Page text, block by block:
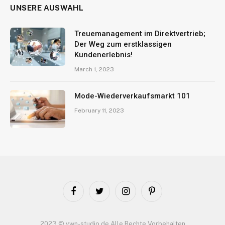
UNSERE AUSWAHL
Treuemanagement im Direktvertrieb;
Der Weg zum erstklassigen
Kundenerlebnis!
March 1, 2023
Mode-Wiederverkaufsmarkt 101
February 11, 2023
FacebookTwitter InstagramPinterest